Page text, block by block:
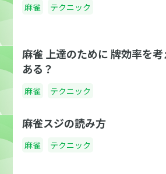
麻雀 テクニック
麻雀 上達のために 牌効率を
ある？
麻雀 テクニック
麻雀スジの読み方
麻雀 テクニック